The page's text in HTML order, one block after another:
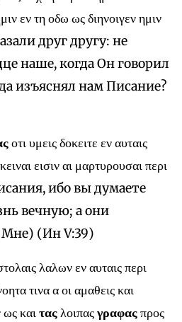
εν τη οδω ως διηνοιγεν ημιν
друг другу: не
наше, когда Он говорил
изъяснял нам Писание?
οτι υμεις δοκειτε εν αυταις
εισιν αι μαρτυρουσαι περι
ибо вы думаете
вечную; а они
Мне) (Ин V:39)
λαλων εν αυταις περι
τινα α οι αμαθεις και
ως καιταςλοιπαςγραφαςπρος